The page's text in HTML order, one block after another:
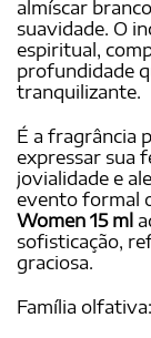
almíscar
suavidade. O
espiritual,
profundidade
tranquilizante.
É a fragrância
expressar sua
jovialidade e
evento formal
Women 15 ml
sofisticação,
graciosa.
Família